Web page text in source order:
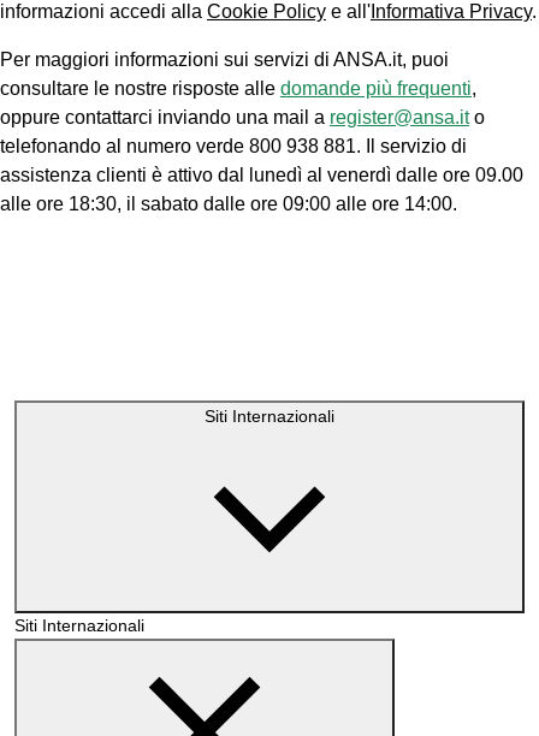
informazioni accedi alla Cookie Policy e all' Informativa Privacy.
Per maggiori informazioni sui servizi di ANSA.it, puoi
consultare le nostre risposte alle domande più frequenti,
oppure contattarci inviando una mail a register@ansa.ito
telefonando al numero verde 800 938 881. Il servizio di
assistenza clienti è attivo dal lunedì al venerdì dalle ore 09.00
alle ore 18:30, il sabato dalle ore 09:00 alle ore 14:00.
Siti Internazionali
Siti Internazionali